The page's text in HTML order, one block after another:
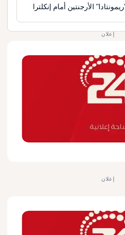
الأرجنتين أمام إنكلترا
إعلان
إعلان